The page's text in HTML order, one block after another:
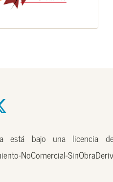
está bajo una licencia
NoComercial-